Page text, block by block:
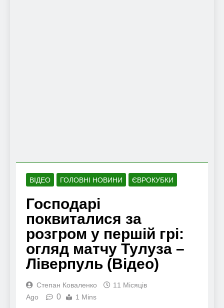
ВІДЕО ГОЛОВНІ НОВИНИ ЄВРОКУБКИ
Господарі
поквиталися за
розгром у першій грі:
огляд матчу Тулуза –
Ліверпуль (Відео)
Степан Коваленко
11 Місяців
Ago
0 1 Mins